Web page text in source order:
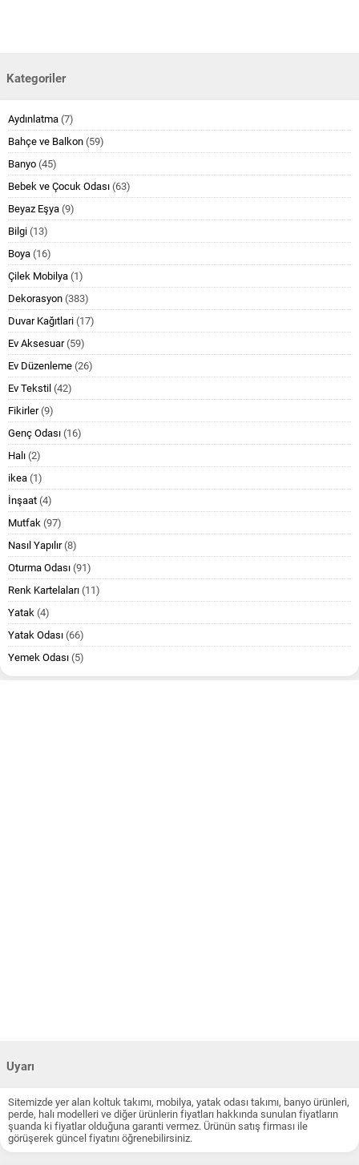
Kategoriler
Aydınlatma (7)
Bahçe ve Balkon (59)
Banyo (45)
Bebek ve Çocuk Odası (63)
Beyaz Eşya (9)
Bilgi (13)
Boya (16)
Çilek Mobilya (1)
Dekorasyon (383)
Duvar Kağıtlari (17)
Ev Aksesuar(59)
Ev Düzenleme (26)
Ev Tekstil (42)
Fikirler(9)
Genç Odası (16)
Halı (2)
ikea (1)
İnşaat (4)
Mutfak (97)
Nasıl Yapılır(8)
Oturma Odası (91)
Renk Kartelaları (11)
Yatak (4)
Yatak Odası (66)
Yemek Odası (5)
Uyarı
Sitemizde yer alan koltuk takımı, mobilya, yatak odası takımı, banyo ürünleri,
perde, halı modelleri ve diğer ürünlerin fiyatları hakkında sunulan fiyatların
şuanda ki fiyatlar olduğuna garanti vermez. Ürünün satış firması ile
görüşerek güncel fiyatını öğrenebilirsiniz.